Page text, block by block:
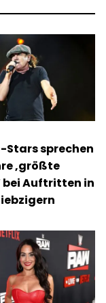
Stars sprechen
‚größte
bei Auftritten in